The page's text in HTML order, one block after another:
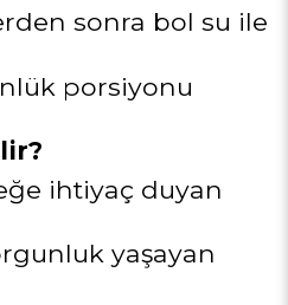
sonra bol su ile
porsiyonu
ihtiyaç duyan
yaşayan